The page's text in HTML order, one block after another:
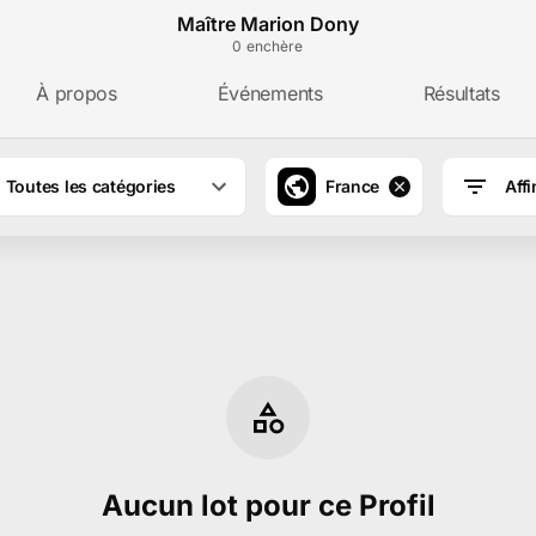
Maître Marion Dony
0 enchère
À propos Événements Résultats
Toutes les catégories France
Aucun lot pour ce Profil